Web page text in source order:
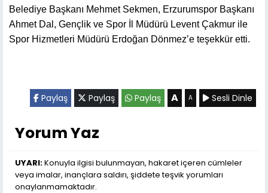
Belediye Başkanı Mehmet Sekmen, Erzurumspor Başkanı
Ahmet Dal, Gençlik ve Spor İl Müdürü Levent Çakmur ile
Spor Hizmetleri Müdürü Erdoğan Dönmez’e teşekkür etti.
Paylaş Paylaş Paylaş A A Sesli Dinle
Yorum Yaz
UYARI:Konuyla ilgisi bulunmayan, hakaret içeren cümleler
veya imalar, inançlara saldırı, şiddete teşvik yorumları
onaylanmamaktadır.